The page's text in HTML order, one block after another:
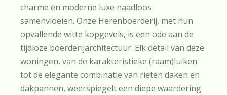
charme en moderne luxe naadloos
samenvloeien. Onze Herenboerderij, met hun
opvallende witte kopgevels, is een ode aan de
tijdloze boerderijarchitectuur. Elk detail van deze
woningen, van de karakteristieke (raam)luiken
tot de elegante combinatie van rieten daken en
dakpannen, weerspiegelt een diepe waardering